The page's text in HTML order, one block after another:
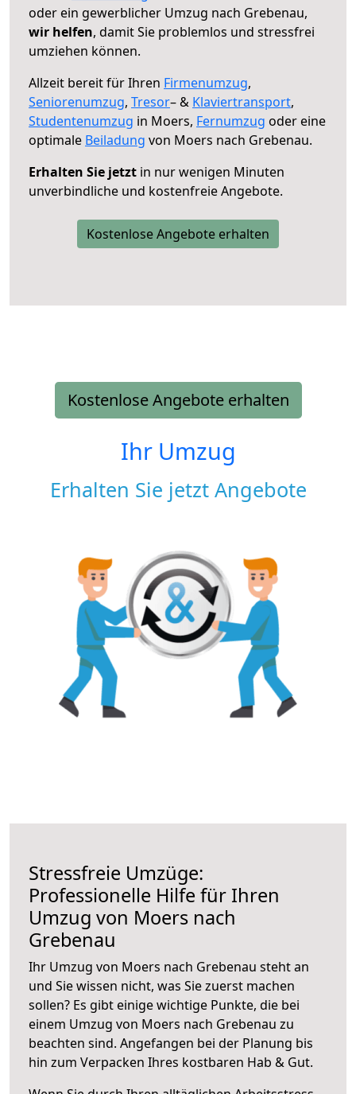
oder ein gewerblicher Umzug nach Grebenau,
wir helfen, damit Sie problemlos und stressfrei
umziehen können.
Allzeit bereit für Ihren Firmenumzug,
Seniorenumzug, Tresor– & Klaviertransport,
Studentenumzug in Moers, Fernumzug oder eine
optimale Beiladung von Moers nach Grebenau.
Erhalten Sie jetzt in nur wenigen Minuten
unverbindliche und kostenfreie Angebote.
Kostenlose Angebote erhalten
Kostenlose Angebote erhalten
Ihr Umzug
Erhalten Sie jetzt Angebote
Stressfreie Umzüge:
Professionelle Hilfe für Ihren
Umzug von Moers nach
Grebenau
Ihr Umzug von Moers nach Grebenau steht an
und Sie wissen nicht, was Sie zuerst machen
sollen? Es gibt einige wichtige Punkte, die bei
einem Umzug von Moers nach Grebenau zu
beachten sind. Angefangen bei der Planung bis
hin zum Verpacken Ihres kostbaren Hab & Gut.